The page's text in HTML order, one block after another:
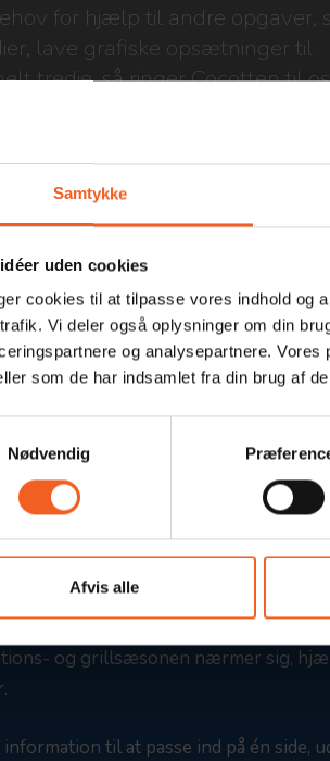
Samtykke
uden cookies
cookies til at tilpasse vores indhold og
Vi deler også oplysninger om din
og analysepartnere.
som de har indsamlet fra din brug af
Nødvendig
Afvis alle
for hjælp til andre opgaver,
lave grafiske opsætninger til
tredje, så ringer Cocotten til
og grillsæsonen nærmer sig,
til at passe ind på én side,